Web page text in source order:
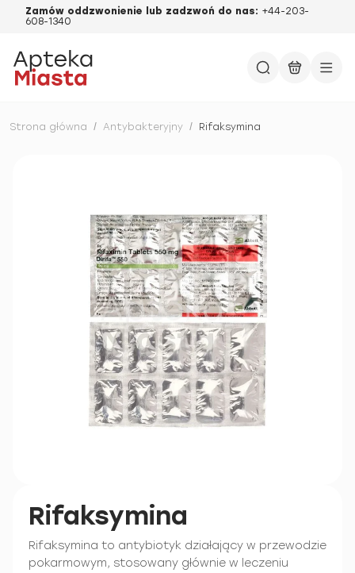
Zamów oddzwonienie lub zadzwoń do nas: +44-203-
608-1340
Strona główna / Antybakteryjny / Rifaksymina
Rifaksymina
Rifaksymina to antybiotyk działający w przewodzie
pokarmowym, stosowany głównie w leczeniu